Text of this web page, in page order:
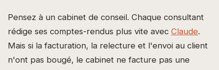
Pensez à un cabinet de conseil. Chaque consultant
rédige ses comptes-rendus plus vite avec Claude.
Mais si la facturation, la relecture et l'envoi au client
n'ont pas bougé, le cabinet ne facture pas une